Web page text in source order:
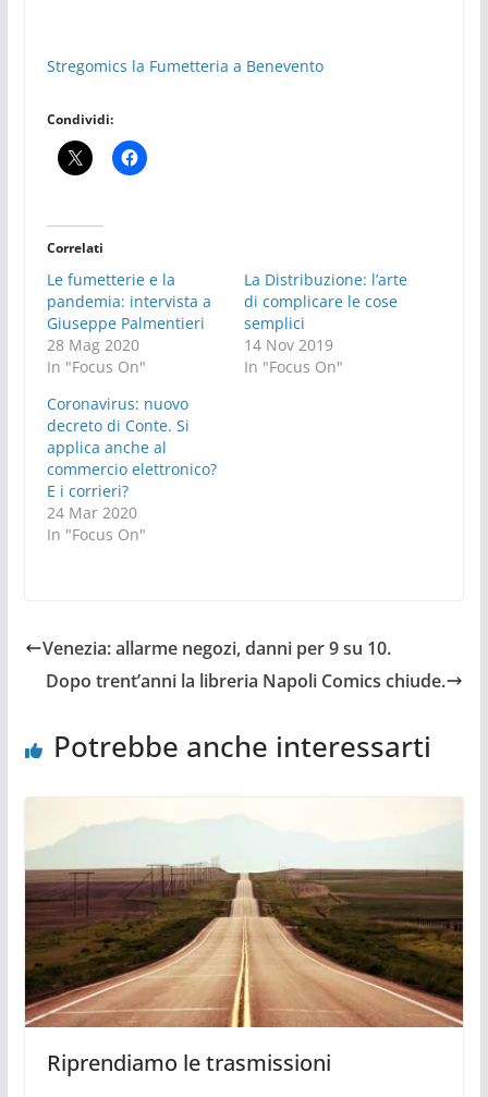
Stregomics la Fumetteria a Benevento
Condividi:
Correlati
Le fumetterie e la
pandemia: intervista a
Giuseppe Palmentieri
28 Mag 2020
In "Focus On"
La Distribuzione: l’arte
di complicare le cose
semplici
14 Nov 2019
In "Focus On"
Coronavirus: nuovo
decreto di Conte. Si
applica anche al
commercio elettronico?
E i corrieri?
24 Mar 2020
In "Focus On"
Venezia: allarme negozi, danni per 9 su 10.
Dopo trent’anni la libreria Napoli Comics chiude.
Potrebbe anche interessarti
Riprendiamo le trasmissioni